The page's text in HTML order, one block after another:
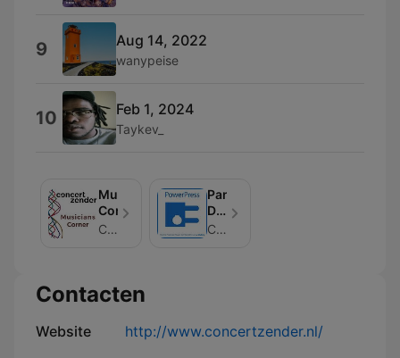
9 Aug 14, 2022
wanypeise
10 Feb 1, 2024
Taykev_
Musicians
Corner
Concertzender
Panorama
De
Leeuw
en
Concertzender
Contacten
Website http://www.concertzender.nl/